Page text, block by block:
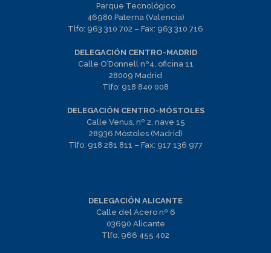
Parque Tecnológico
46980 Paterna (Valencia)
Tlfo: 963 310 702 – Fax: 963 310 716
DELEGACIÓN CENTRO-MADRID
Calle O’Donnell nº4, oficina 11
28009 Madrid
Tlfo: 918 840 008
DELEGACIÓN CENTRO-MÓSTOLES
Calle Venus, nº 2, nave 15
28936 Móstoles (Madrid)
Tlfo: 918 281 811 – Fax: 917 136 977
DELEGACIÓN ALICANTE
Calle del Acero nº 6
03690 Alicante
Tlfo: 966 455 402